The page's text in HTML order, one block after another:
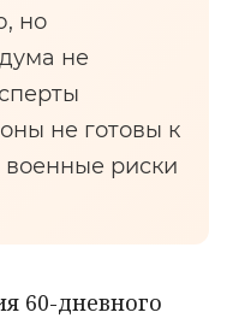
но
не
не готовы к
военные риски
60-дневного